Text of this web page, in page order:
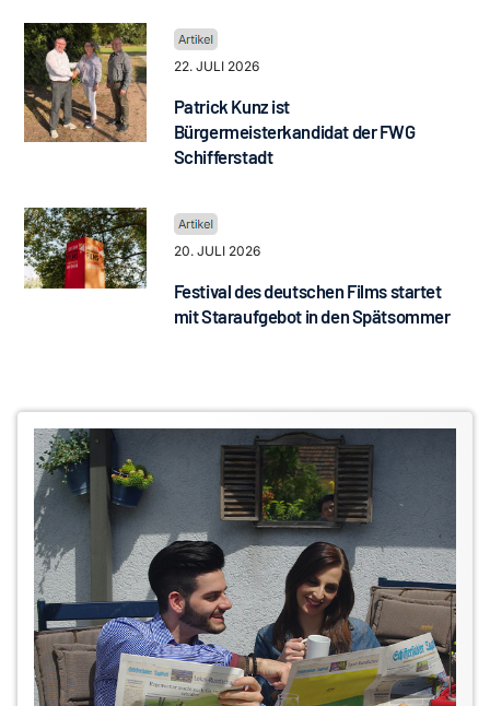
22. JULI 2026
Patrick Kunz ist
Bürgermeisterkandidat der FWG
Schifferstadt
20. JULI 2026
Festival des deutschen Films startet
mit Staraufgebot in den Spätsommer